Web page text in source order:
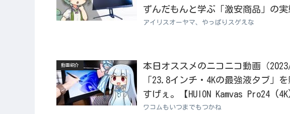
ずんだもんと学ぶ「激安商品」の
アイリスオーヤマ、やっぱりスゲえな
動画紹介
本日オススメのニコニコ動画（
「23.8インチ・4Kの最強液タブ」
すげぇ。【HUION Kamvas Pro24
ワコムもいつまでもつかね